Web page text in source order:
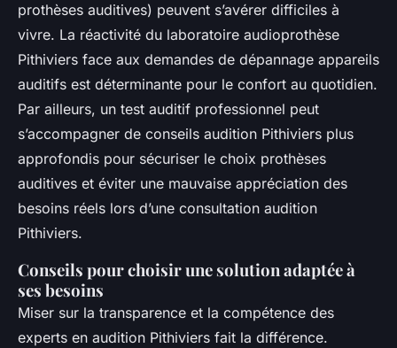
prothèses auditives) peuvent s’avérer difficiles à
vivre. La réactivité du laboratoire audioprothèse
Pithiviers face aux demandes de dépannage appareils
auditifs est déterminante pour le confort au quotidien.
Par ailleurs, un test auditif professionnel peut
s’accompagner de conseils audition Pithiviers plus
approfondis pour sécuriser le choix prothèses
auditives et éviter une mauvaise appréciation des
besoins réels lors d’une consultation audition
Pithiviers.
Conseils pour choisir une solution adaptée à
ses besoins
Miser sur la transparence et la compétence des
experts en audition Pithiviers fait la différence.